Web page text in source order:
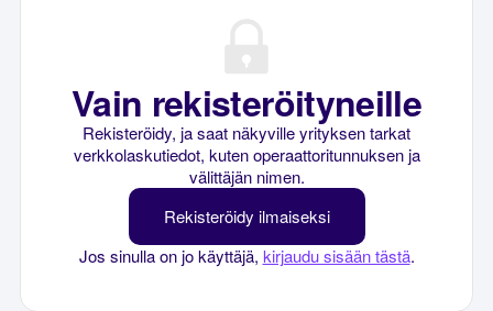
Vain rekisteröityneille
Rekisteröidy, ja saat näkyville yrityksen tarkat
verkkolaskutiedot, kuten operaattoritunnuksen ja
välittäjän nimen.
Rekisteröidy ilmaiseksi
Jos sinulla on jo käyttäjä, kirjaudu sisään tästä.